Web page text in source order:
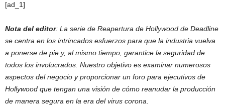
[ad_1]
Nota del editor: La serie de Reapertura de Hollywood de Deadline
se centra en los intrincados esfuerzos para que la industria vuelva
a ponerse de pie y, al mismo tiempo, garantice la seguridad de
todos los involucrados. Nuestro objetivo es examinar numerosos
aspectos del negocio y proporcionar un foro para ejecutivos de
Hollywood que tengan una visión de cómo reanudar la producción
de manera segura en la era del virus corona.